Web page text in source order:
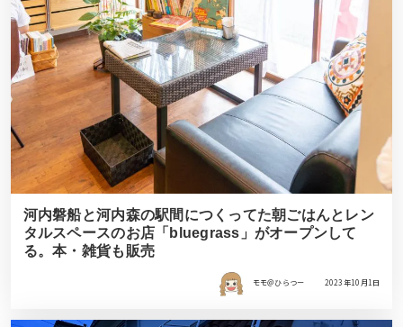
河内磐船と河内森の駅間につくってた朝ごはんとレン
タルスペースのお店「bluegrass」がオープンして
る。本・雑貨も販売
モモ＠ひらつー 2023年10月1日